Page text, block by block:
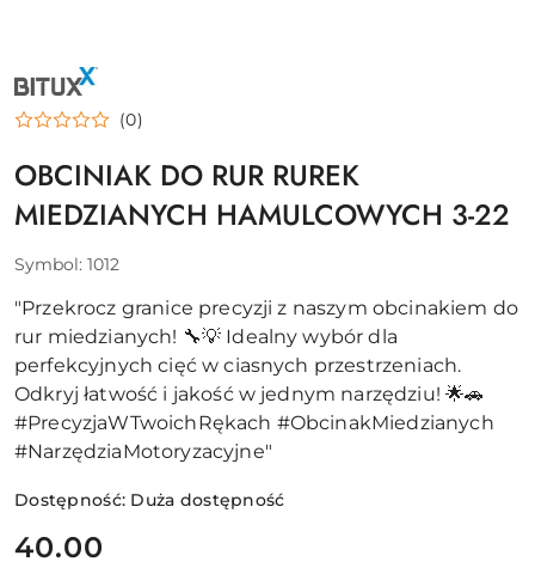
NAZWA
PRODUCENTA:
BITUXX
(0)
OBCINIAK DO RUR RUREK
MIEDZIANYCH HAMULCOWYCH 3-22
Symbol: 1012
"Przekrocz granice precyzji z naszym obcinakiem do
rur miedzianych! 🔧💡 Idealny wybór dla
perfekcyjnych cięć w ciasnych przestrzeniach.
Odkryj łatwość i jakość w jednym narzędziu! 🌟🚗
#PrecyzjaWTwoichRękach #ObcinakMiedzianych
#NarzędziaMotoryzacyjne"
Dostępność: Duża dostępność
cena:
40.00